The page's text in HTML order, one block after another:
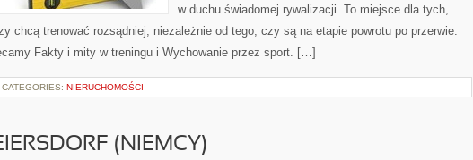
w duchu świadomej rywalizacji. To miejsce dla tych,
chcą trenować rozsądniej, niezależnie od tego, czy są na etapie powrotu po przerwie.
Fakty i mity w treningu i Wychowanie przez sport. […]
CATEGORIES: NIERUCHOMOŚCI
(NIEMCY)